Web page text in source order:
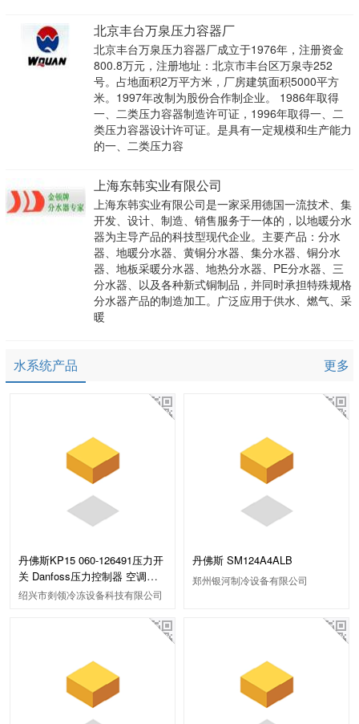
北京丰台万泉压力容器厂
北京丰台万泉压力容器厂成立于1976年，注册资金
800.8万元，注册地址：北京市丰台区万泉寺252
号。占地面积2万平方米，厂房建筑面积5000平方
米。1997年改制为股份合作制企业。 1986年取得
一、二类压力容器制造许可证，1996年取得一、二
类压力容器设计许可证。是具有一定规模和生产能力
的一、二类压力容
上海东韩实业有限公司
上海东韩实业有限公司是一家采用德国一流技术、集
开发、设计、制造、销售服务于一体的，以地暖分水
器为主导产品的科技型现代企业。主要产品：分水
器、地暖分水器、黄铜分水器、集分水器、铜分水
器、地板采暖分水器、地热分水器、PE分水器、三
分水器、以及各种新式铜制品，并同时承担特殊规格
分水器产品的制造加工。广泛应用于供水、燃气、采
暖
水系统产品 更多
丹佛斯KP15 060-126491压力开
关 Danfoss压力控制器 空调制
冷配件
绍兴市剡领冷冻设备科技有限公司
丹佛斯 SM124A4ALB
郑州银河制冷设备有限公司